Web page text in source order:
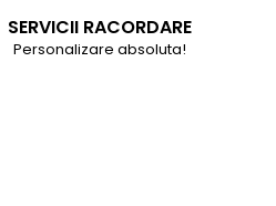
SERVICII RACORDARE
Personalizare absoluta!